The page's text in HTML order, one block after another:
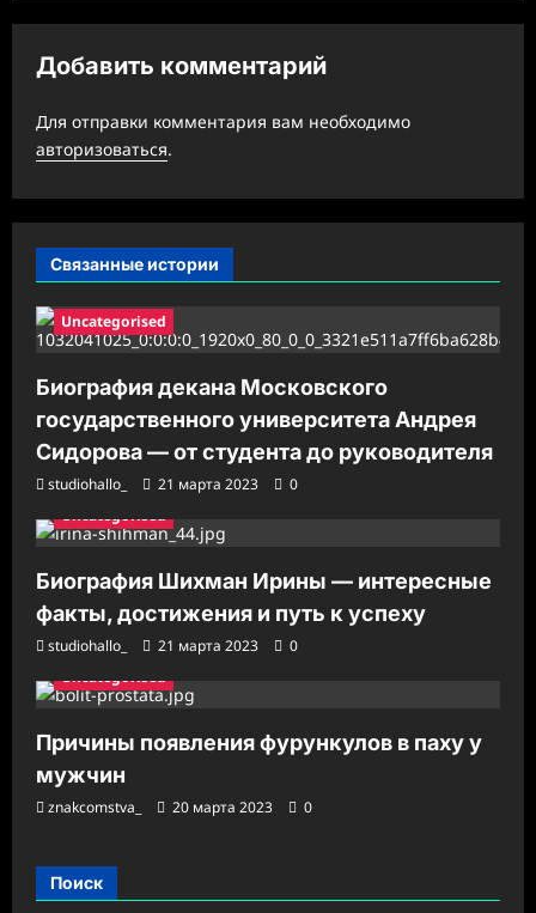
я
з
а
и
и
Добавить комментарий
Для отправки комментария вам необходимо
авторизоваться.
Связанные истории
Uncategorised
Биография декана Московского
государственного университета Андрея
Сидорова — от студента до руководителя
studiohallo_ 21 марта 2023
0
Uncategorised
Биография Шихман Ирины — интересные
факты, достижения и путь к успеху
studiohallo_ 21 марта 2023
0
Uncategorised
Причины появления фурункулов в паху у
мужчин
znakcomstva_ 20 марта 2023 0
Поиск